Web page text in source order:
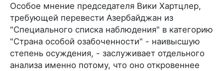
Особое мнение председателя Вики Хартцлер,
требующей перевести Азербайджан из
"Специального списка наблюдения" в категорию
"Страна особой озабоченности" - наивысшую
степень осуждения, - заслуживает отдельного
анализа именно потому, что оно откровеннее